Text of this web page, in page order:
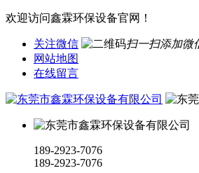
欢迎访问鑫霖环保设备官网！
关注微信
扫一扫添加微
网站地图
在线留言
189-2923-7076
189-2923-7076